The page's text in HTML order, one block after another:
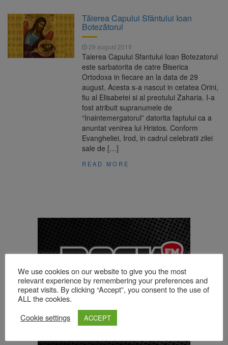
Tăierea Capului Sfântului Ioan
Botezătorul
29 august 2019
Taierea Capului Sfantului Ioan Botezatorul
este sarbatorita de catre Biserica
Ortodoxa in fiecare an la data de 29
august. Acesta s-a nascut in cetatea Orini,
fiu al Elisabetei si al preotului Zaharia. I-a
fost atribuit supranumele de
“Inaintemergatorul” datorita faptului ca a
anuntat venirea lui Hristos. Conform
Evangheliei, Irod, in cadrul celebratii zilei
sale de […]
READ MORE
We use cookies on our website to give you the most
relevant experience by remembering your preferences and
repeat visits. By clicking “Accept”, you consent to the use of
ALL the cookies.
Cookie settings
ACCEPT